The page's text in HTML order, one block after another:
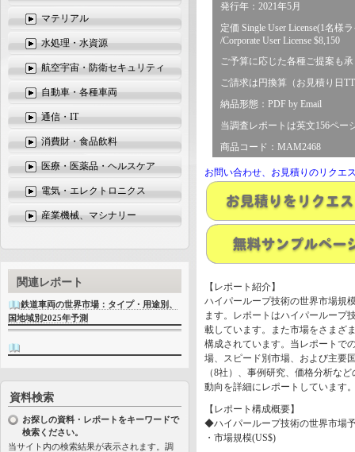
発行年：2021年5月
定価 Single User License(1名様
/Corporate User License $8,150
ご予算に応じた各種ご提案も
ご請求は円換算（お見積り日
納品形態：PDF by Email
当調査レポートは英文156ペー
商品コード：MAM2468
お問い合わせ、お見積りのリクエ
【レポート紹介】
ハイパーループ技術の世界市場規
ます。レポートはハイパーループ
載しています。また市場をさまざ
構成されています。当レポートで
場、スピード別市場、および主要
（8社）、事例研究、価格分析な
動向を詳細にレポートしています
【レポート構成概要】
◆ハイパーループ技術の世界市場
・市場規模(US$)
マテリアル
水処理・水資源
航空宇宙・防衛セキュリティ
自動車・各種車両
通信・IT
消費財・食品飲料
医療・医薬品・ヘルスケア
電気・エレクトロニクス
産業機械、マシナリー
関連レポート
鉄道車両の世界市場：タイプ・用途別、
国地域別2025年予測
資料検索
お探しの資料・レポートをキーワードで
検索ください。
当サイト内の検索結果が表示されます。調